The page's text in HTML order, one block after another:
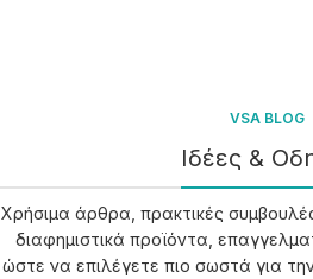
VSA BLOG
Ιδέες &
Χρήσιμα άρθρα, πρακτικές συμβουλές
διαφημιστικά προϊόντα,
ώστε να επιλέγετε πιο σωστά για